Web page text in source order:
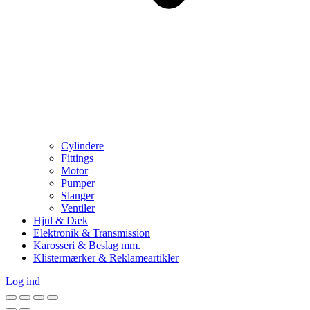
Cylindere
Fittings
Motor
Pumper
Slanger
Ventiler
Hjul & Dæk
Elektronik & Transmission
Karosseri & Beslag mm.
Klistermærker & Reklameartikler
Log ind